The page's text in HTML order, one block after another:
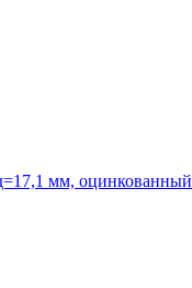
мм, оцинкованный